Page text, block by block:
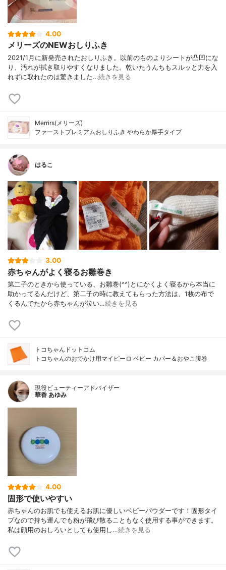
4.00
メリーズのNEWおしりふき
2021/1月に新発売されたおしりふき。以前のものよりシートが凸凹にな
り、汚れが拭き取りやすくなりました。乾いたうんちもスルッと力を入
れずに取れたのは驚きました…続きを見る
Merrirs(メリーズ)
ファーストプレミアムおしりふき やわらか厚手タイプ
はるこ
3.00
赤ちゃんがよく寝るお雛巻き
第二子のときから使っている、お雛巻(^^)とにかくよく寝るから本当に
助かってるんだけど、第二子の時に教えてもらった方法は、1枚の布で
くるんでたから赤ちゃんが泣い…続きを見る
トコちゃんドットコム
トコちゃんのおでかけ用マイピーロ ベビー カバー＆おやこ腹巻
現役ビューティーアドバイザー
華香 あゆみ
4.00
固形で使いやすい
赤ちゃんのお肌でも使えるお肌に優しいベビーパウダーです！固形タイ
プなので持ち運んでも粉が飛び散ることもなく使用する事ができます。
私は顔用のおしろいとしても使用し…続きを見る